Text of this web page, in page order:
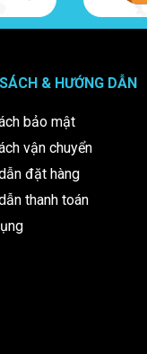
14.6A
21.6 ~ 28.8V
nghiệp 24V.
hoặc các thiết bị
nhỏ.
3D (giúp động cơ chạy
& HƯỚNG DẪN
bảo mật
vận chuyển
đặt hàng
thanh toán